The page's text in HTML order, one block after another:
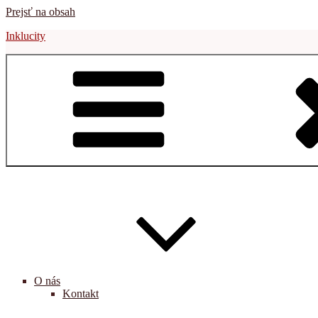
Prejsť na obsah
Inklucity
O nás
Kontakt